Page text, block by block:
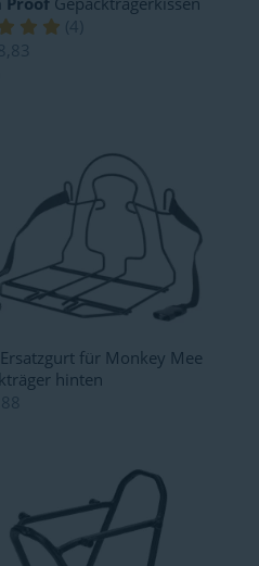
(4
Ersatzgurt für Monkey Mee
hinten